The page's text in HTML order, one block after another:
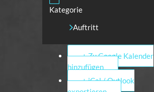
Kategorie
Auftritt
+ Zu Google Kalender
hinzufügen
+ iCal / Outlook